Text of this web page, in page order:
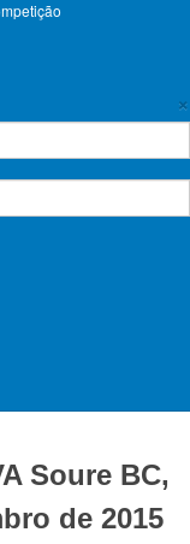
×
Soure BC,
de 2015